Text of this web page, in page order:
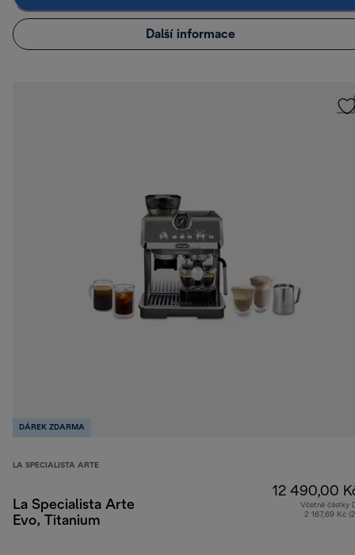
Další informace
DÁREK ZDARMA
LA SPECIALISTA ARTE
La Specialista Arte
Evo, Titanium
12 490,00
Včetně částky
2 167,69 Kč